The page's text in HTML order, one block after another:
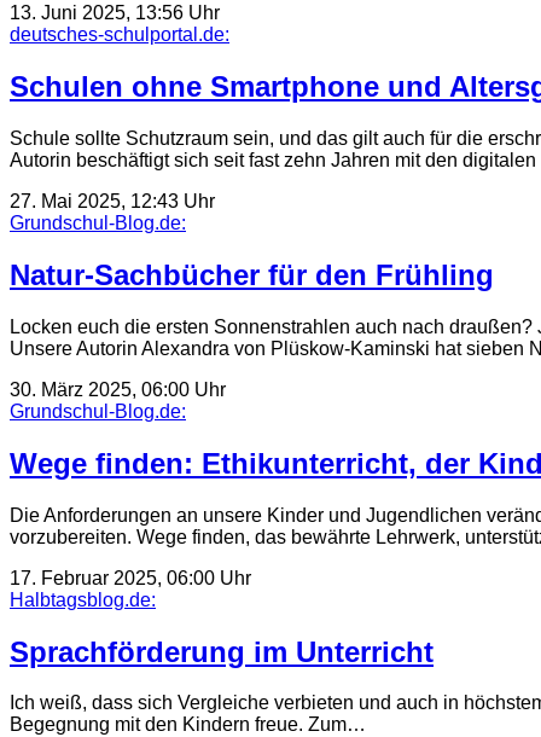
13. Juni 2025, 13:56 Uhr
deutsches-schulportal.de:
Schulen ohne Smartphone und
Schule sollte Schutzraum sein, und das gilt auch für die
Autorin beschäftigt sich seit fast zehn Jahren mit den
27. Mai 2025, 12:43 Uhr
Grundschul-Blog.de:
Natur-Sachbücher für den Frühling
Locken euch die ersten Sonnenstrahlen auch nach
Unsere Autorin Alexandra von Plüskow-Kaminski hat sieben
30. März 2025, 06:00 Uhr
Grundschul-Blog.de:
Wege finden: Ethikunterricht, der
Die Anforderungen an unsere Kinder und Jugendlichen
vorzubereiten. Wege finden, das bewährte Lehrwerk,
17. Februar 2025, 06:00 Uhr
Halbtagsblog.de:
Sprachförderung im Unterricht
Ich weiß, dass sich Vergleiche verbieten und auch in
Begegnung mit den Kindern freue. Zum…